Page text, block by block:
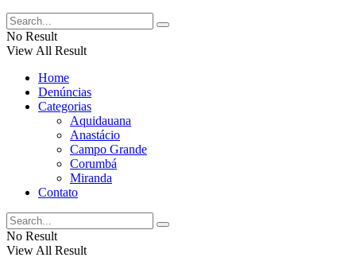
No Result
View All Result
Home
Denúncias
Categorias
Aquidauana
Anastácio
Campo Grande
Corumbá
Miranda
Contato
No Result
View All Result